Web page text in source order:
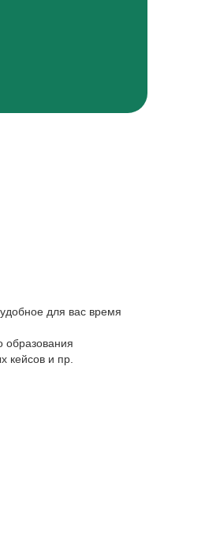
для вас время
образования
кейсов и пр.